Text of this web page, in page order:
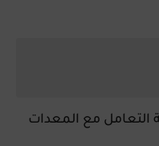
التعامل مع المعدات